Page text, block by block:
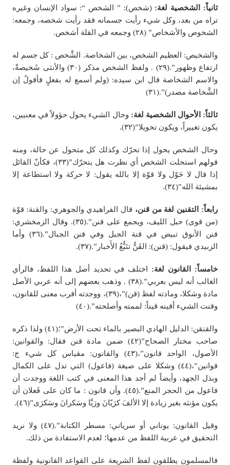
ثانياً: الشخصية لغة: (شخص): ” الشخص “: سواد الإنسان وغيره
تراه من بعد، وكل شيء رأيت جسمانه فقد رأيت شخصه، وجمعه:
الشخوص والأشخاص” (٢٨) وجمعه في القلة أشخص.
والشخيص: العظيم الشخص، بين الشخاصة. الشَّخص : كل جسم له
ارتفاع وظهور”.(٢٩) . ولفظ الشخص مذكر (٣٠) والأنثى شَخيصةٌ،
والاسم الشخاصة قال ابن سيده: (ولم أسمع له بفعلٍ فأقولُ إن
الشَّخاصة مصدر)”.(٣١)
ثالثاً: الأحوال الشخصية لغة: وحال الشيء يحول حؤولاً في معنيين،
يكون تغييراً، ويكون تحويلا”(٣٢).
وحال الشخص يحول إذا تحرّك وكذلك كل متحول عن حالة، ومنه
قولهم استحلت الشخص أي نظرت هل يتحرّك”(٣٣)، فكأنّ القائل
إذا قال لا حَوّل ولا قوّة إلا بالله يقول: لا حركة ولا استطاعة إلا
بمشيئة الله”(٣٤).
رابعاً: التقنين لغة من قنن، قال الفراهيدي والجوهري: والقنة: قوّة
(من قوى) حبل الليف، ويجمع على قنن”.(٣٥). وقال الزمخشري:
قنن الأنوق تبيض في قنة الجبل وفي قنن الجبال”.(٣٦) وأما
الزبيدي فيقول: (قنن): القَنُّ تتَبُّعُ الأَخبار”.(٣٧).
خامساً: القانون لغة: اختلف في تحديد أصل هذا اللفظ، فالرأي
الغالب أنه ليس بعربي”.(٣٨) . وذهب بعضهم إلى أنه عربي الأصل
مادة وشكلا، ومادته لفظ (قن)”،(٣٩)، ووجدته أقرب معنى للقانون،
وقنت الشيء أقينه قيناً: لممته وأصلحته”.(٤٠)
والقنقن: الدليل الهادي البصير بالماء تحت الأرض”؛(٤١) ولذا ذكره
صاحب مختار الصحاح”(٤٢) ضمن مادة قنن فقال: والقوانين:
الأصول، الواحد قانون”،(٤٣) والقانون: مقياس كل شيء ج:
قوانين”،(٤٤) وشكلا على صيغة (فاعول) التي تدل على الكمال
وبذل الجهد، وأيضاً لم أجد هذا المعنى في كتب اللغة ووجدت أن
فاعول من الحجر المنع”.(٤٥). وأن قانون : ما كان على فَعلان أن
يكون مؤنثه بغير زيادة إلا الألفَ كرَيّانَ ورَيَّا وسَكرانَ وسَكرَى”(٤٦).
وقيل القانون: يوناني أو سرياني: مسطر الكتابة”.(٤٧) ولا نريد
التحقيق في عربية اللفظ من عدمها؛ لعدم الاستفادة من ذلك.
فالمسلمون يطلقون لفظ الشريعة على القواعد القانونية ولفظة